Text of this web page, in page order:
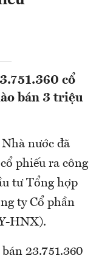
cổ
bán 3 triệu
nước đã
phiếu ra công
tư Tổng hợp
ty Cổ phần
HNX).
23.751.360